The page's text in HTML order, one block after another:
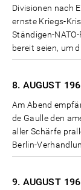
Divisionen nach
ernste Kriegs-
Ständigen-
bereit seien, um
8. AUGUST
Am Abend
de Gaulle den
aller Schärfe
Berlin-
9. AUGUST